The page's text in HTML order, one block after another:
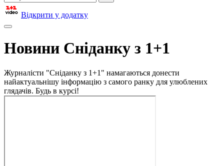
Відкрити у додатку
Новини Сніданку з 1+1
Журналісти "Сніданку з 1+1" намагаються донести
найактуальнішу інформацію з самого ранку для улюблених
глядачів. Будь в курсі!